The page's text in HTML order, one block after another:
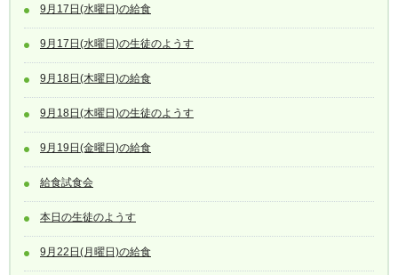
9月17日(水曜日)の給食
9月17日(水曜日)の生徒のようす
9月18日(木曜日)の給食
9月18日(木曜日)の生徒のようす
9月19日(金曜日)の給食
給食試食会
本日の生徒のようす
9月22日(月曜日)の給食